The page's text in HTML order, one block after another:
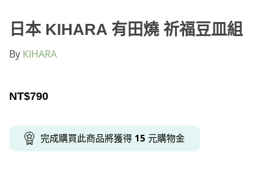
日本 KIHARA 有田燒 祈福豆皿組
By KIHARA
NT$790
完成購買此商品將獲得 15 元購物金